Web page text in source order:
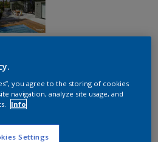
you agree to the storing of cookies
navigation, analyze site usage, and
Info
Settings